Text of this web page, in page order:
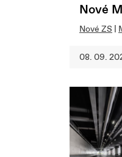
Nové
Nové ZS |
08. 09.